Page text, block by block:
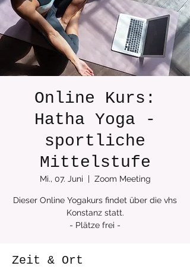
Online Kurs:
Hatha Yoga -
sportliche
Mittelstufe
Mi., 07. Juni
  |
Zoom Meeting
Dieser Online Yogakurs findet über die vhs
Konstanz statt.
Zeit & Ort